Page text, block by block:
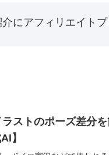
にアフィリエイトプ
ストのポーズ差分
】